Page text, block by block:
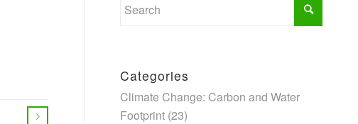
Categories
Climate Change: Carbon and Water
Footprint (23)